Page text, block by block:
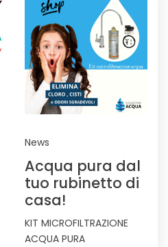
News
Acqua pura dal
tuo rubinetto di
casa!
KIT MICROFILTRAZIONE
ACQUA PURA